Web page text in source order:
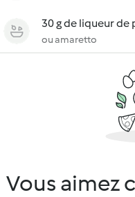
30 g de liqueur de
ou amaretto
Vous aimez